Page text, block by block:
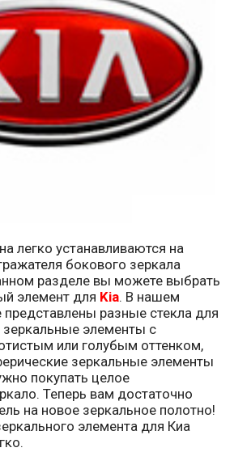
легко устанавливаются на
бокового зеркала
разделе вы можете выбрать
элемент для Kia. В нашем
представлены разные стекла для
зеркальные элементы с
или голубым оттенком,
зеркальные элементы
покупать целое
Теперь вам достаточно
на новое зеркальное полотно!
элемента для Киа